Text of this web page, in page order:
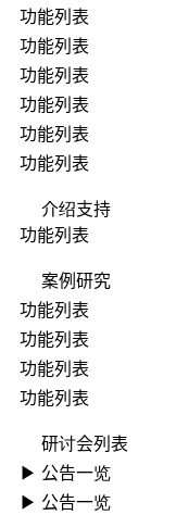
功能列表
功能列表
功能列表
功能列表
功能列表
功能列表
介绍支持
功能列表
案例研究
功能列表
功能列表
功能列表
功能列表
研讨会列表
▶ ︎公告一览
▶ ︎公告一览